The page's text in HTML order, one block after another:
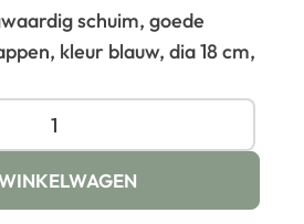
schuim, goede
kleur blauw, dia 18 cm,